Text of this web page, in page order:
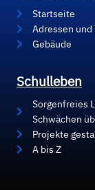
Startseite
Adressen
Gebäude
Schulleben
Sorgenfreies
Schwächen
Projekte
A bis Z